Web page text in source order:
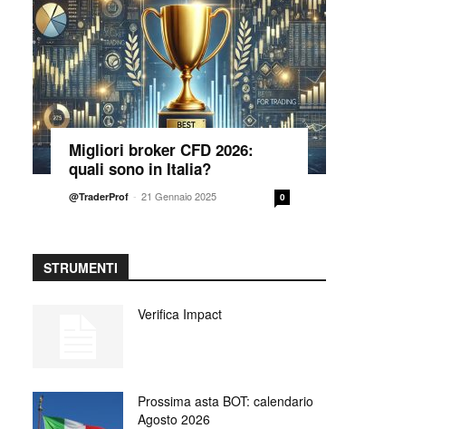
Migliori broker CFD 2026:
quali sono in Italia?
@TraderProf - 21 Gennaio 2025 0
STRUMENTI
Verifica Impact
Prossima asta BOT: calendario
Agosto 2026